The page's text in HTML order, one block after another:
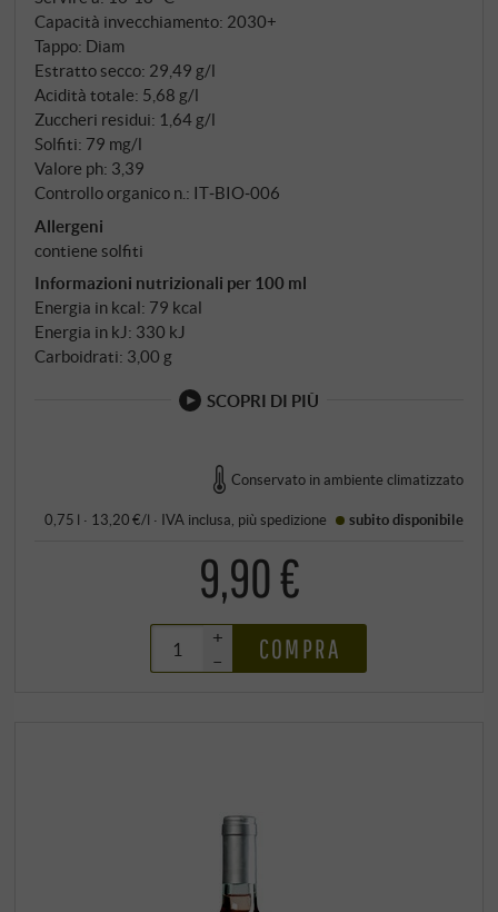
Capacità invecchiamento: 2030+
Tappo: Diam
Estratto secco: 29,49 g/l
Acidità totale: 5,68 g/l
Zuccheri residui: 1,64 g/l
Solfiti: 79 mg/l
Valore ph: 3,39
Controllo organico n.: IT‑BIO‑006
Allergeni
contiene solfiti
Informazioni nutrizionali per 100 ml
Energia in kcal: 79 kcal
Energia in kJ: 330 kJ
Carboidrati: 3,00 g
SCOPRI DI PIÙ
Conservato in ambiente climatizzato
0,75 l · 13,20 €/l · IVA inclusa , piùspedizione subito disponibile
9,90 €
+
–
COMPRA